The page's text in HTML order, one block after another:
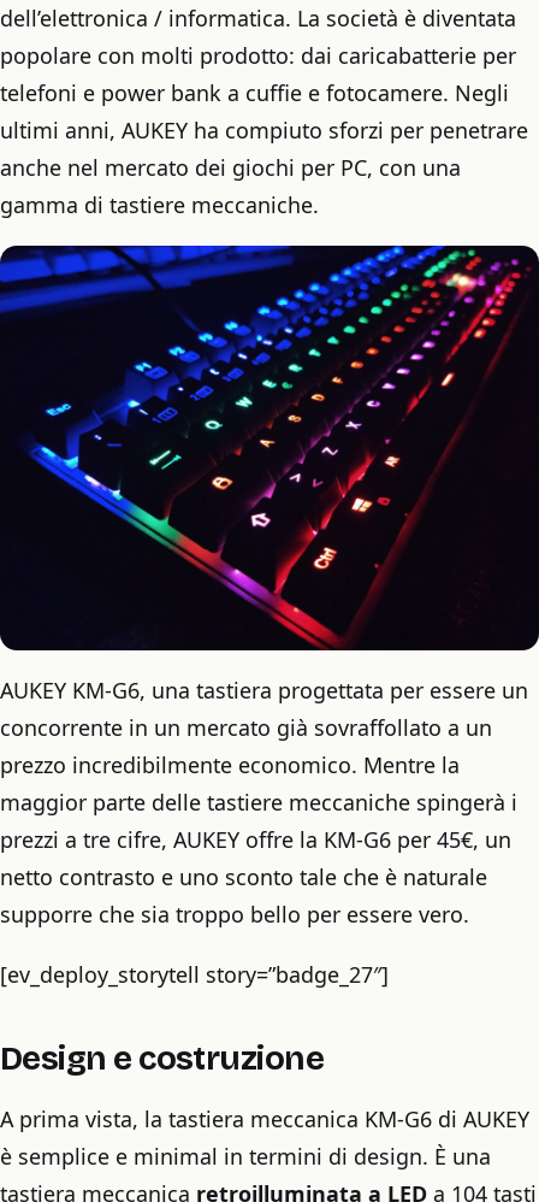
dell’elettronica / informatica. La società è diventata
popolare con molti prodotto: dai caricabatterie per
telefoni e power bank a cuffie e fotocamere. Negli
ultimi anni, AUKEY ha compiuto sforzi per penetrare
anche nel mercato dei giochi per PC, con una
gamma di tastiere meccaniche.
AUKEY KM-G6, una tastiera progettata per essere un
concorrente in un mercato già sovraffollato a un
prezzo incredibilmente economico. Mentre la
maggior parte delle tastiere meccaniche spingerà i
prezzi a tre cifre, AUKEY offre la KM-G6 per 45€, un
netto contrasto e uno sconto tale che è naturale
supporre che sia troppo bello per essere vero.
[ev_deploy_storytell story=”badge_27″]
Design e costruzione
A prima vista, la tastiera meccanica KM-G6 di AUKEY
è semplice e minimal in termini di design. È una
tastiera meccanica retroilluminata a LED a 104 tasti